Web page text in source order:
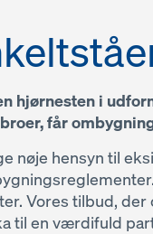
i
får
nøje hensyn til
Vores tilbud,
til en værdifuld